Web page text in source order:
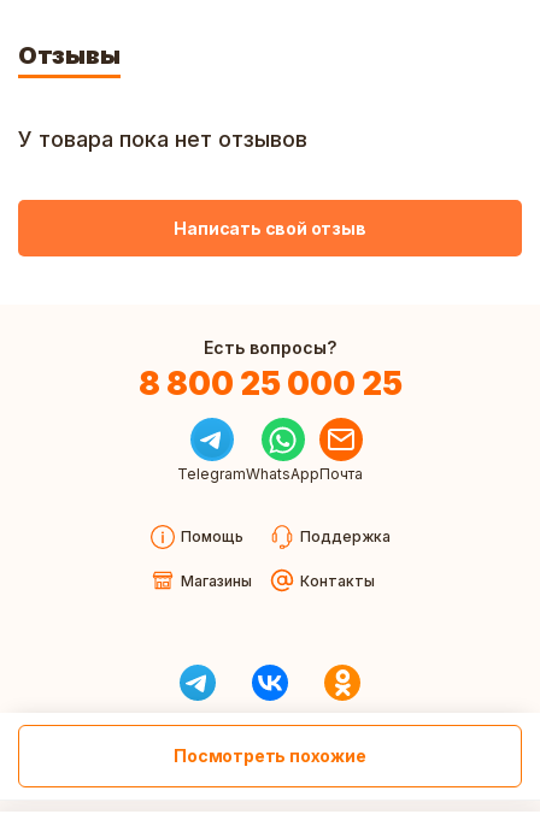
Посмотреть похожие
Отзывы
У товара пока нет отзывов
Написать свой отзыв
Есть вопросы?
8 800 25 000 25
TelegramWhatsAppПочта
Помощь Поддержка
Магазины Контакты